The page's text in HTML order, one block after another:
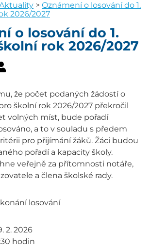
> Oznámení o losování do 1.
2026/2027
o losování do 1.
rok 2026/2027
že počet podaných žádostí o
školní rok 2026/2027 překročil
volných míst, bude pořadí
a to v souladu s předem
pro přijímání žáků. Žáci budou
pořadí a kapacity školy.
veřejně za přítomnosti notáře,
a člena školské rady.
losování
2026